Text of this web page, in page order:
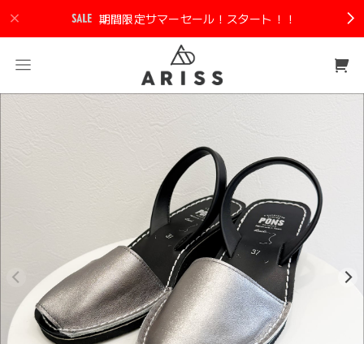
期間限定サマーセール！スタート！！